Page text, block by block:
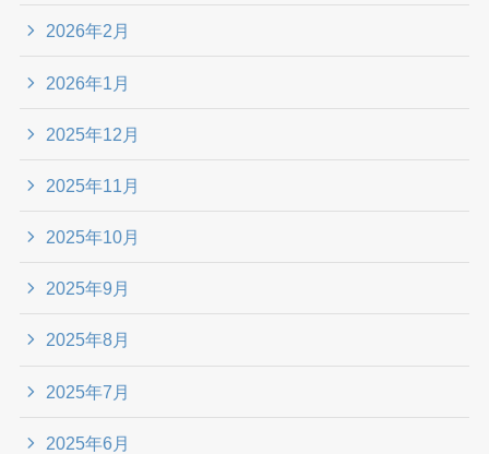
2026年2月
2026年1月
2025年12月
2025年11月
2025年10月
2025年9月
2025年8月
2025年7月
2025年6月